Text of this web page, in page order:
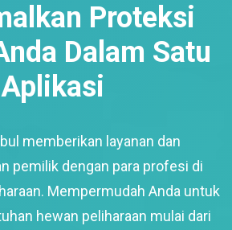
Proteksi
Dalam Satu
Aplikasi
memberikan layanan dan
pemilik dengan para profesi di
Mempermudah Anda untuk
hewan peliharaan mulai dari